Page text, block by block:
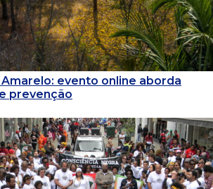
evento online aborda
prevenção